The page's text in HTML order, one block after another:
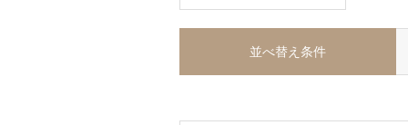
並べ替え条件